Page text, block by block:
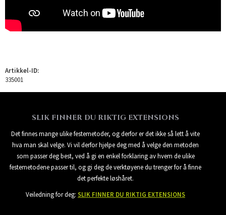
Artikkel-ID:
335001
SLIK FINNER DU RIKTIG EXTENSIONS
Det finnes mange ulike festemetoder, og derfor er det ikke så lett å vite
hva man skal velge. Vi vil derfor hjelpe deg med å velge den metoden
som passer deg best, ved å gi en enkel forklaring av hvem de ulike
festemetodene passer til, og gi deg de verktøyene du trenger for å finne
det perfekte løshåret.
Veiledning for deg: SLIK FINNER DU RIKTIG EXTENSIONS